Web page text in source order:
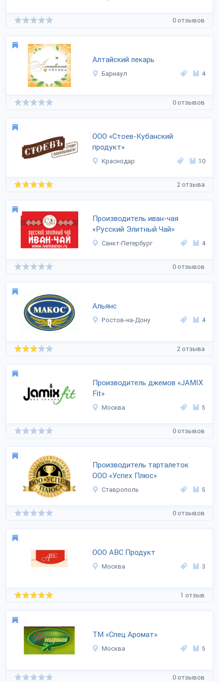
0 отзывов
Алтайский лекарь
Барнаул 4
0 отзывов
ООО «Стоев-Кубанский
продукт»
Краснодар 10
2 отзыва
Производитель иван-чая
«Русский Элитный Чай»
Санкт-Петербург 4
0 отзывов
Альянс
Ростов-на-Дону 4
2 отзыва
Производитель джемов «JAMIX
Fit»
Москва 5
0 отзывов
Производитель тарталеток
ООО «Успех Плюс»
Ставрополь 5
0 отзывов
ООО АВС Продукт
Москва 3
1 отзыв
ТМ «Спец Аромат»
Москва 5
0 отзывов